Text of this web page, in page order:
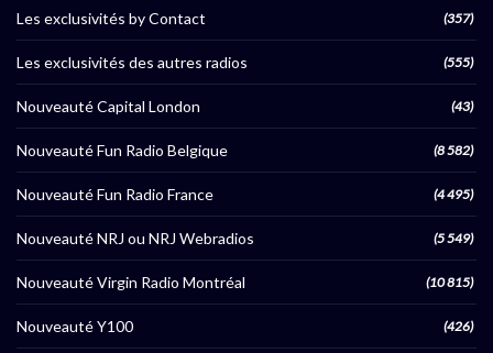
Les exclusivités by Contact (357)
Les exclusivités des autres radios (555)
Nouveauté Capital London (43)
Nouveauté Fun Radio Belgique (8 582)
Nouveauté Fun Radio France (4 495)
Nouveauté NRJ ou NRJ Webradios (5 549)
Nouveauté Virgin Radio Montréal (10 815)
Nouveauté Y100 (426)